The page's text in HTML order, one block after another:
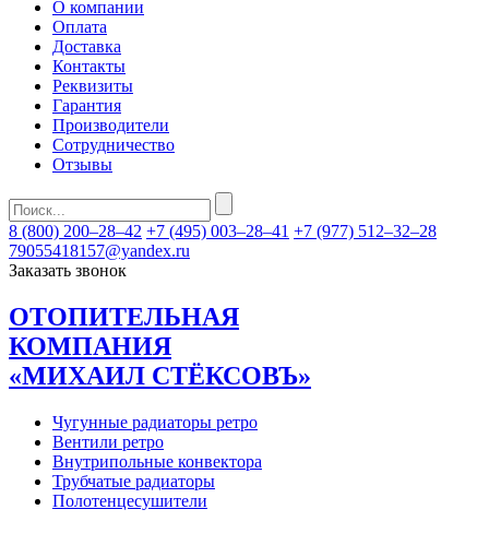
О компании
Оплата
Доставка
Контакты
Реквизиты
Гарантия
Производители
Сотрудничество
Отзывы
8 (800) 200–28–42 +7 (495) 003–28–41 +7 (977) 512–32–28
79055418157@yandex.ru
Заказать звонок
ОТОПИТЕЛЬНАЯ
КОМПАНИЯ
«МИХАИЛ СТЁКСОВЪ»
Чугунные радиаторы ретро
Вентили ретро
Внутрипольные конвектора
Трубчатые радиаторы
Полотенцесушители